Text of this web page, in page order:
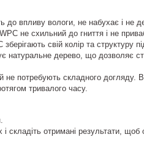
до впливу вологи, не набухає і не
не схильний до гниття і не
зберігають свій колір та
натуральне дерево, що дозволяє
не потребують складного
тривалого часу.
складіть отримані результати,